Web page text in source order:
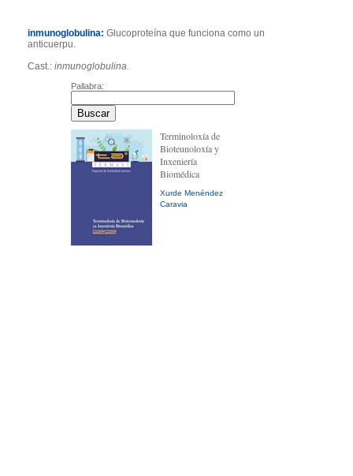
inmunoglobulina: Glucoproteína que funciona como un
anticuerpu.
Cast.: inmunoglobulina.
Pallabra:
Terminoloxía de
Bioteunoloxía y
Inxeniería
Biomédica
Xurde Menéndez
Caravia